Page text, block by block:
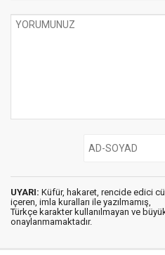
UYARI: Küfür, hakaret, rencide edici
içeren, imla kuralları ile yazılmamış,
Türkçe karakter kullanılmayan ve
onaylanmamaktadır.